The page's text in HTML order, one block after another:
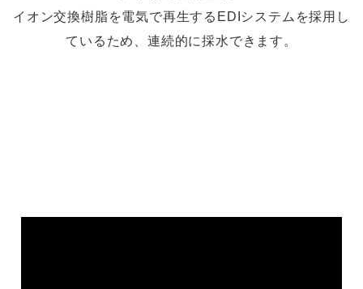
イオン交換樹脂を電気で再生するEDIシステムを採用し
ているため、連続的に採水できます。